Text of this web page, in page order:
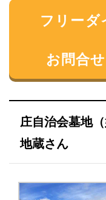
フリー
お問合
庄自治会墓地
地蔵さん